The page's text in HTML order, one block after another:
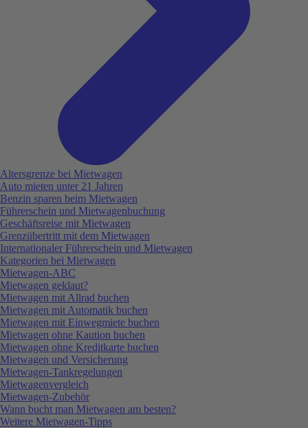
Altersgrenze bei Mietwagen
Auto mieten unter 21 Jahren
Benzin sparen beim Mietwagen
Führerschein und Mietwagenbuchung
Geschäftsreise mit Mietwagen
Grenzübertritt mit dem Mietwagen
Internationaler Führerschein und Mietwagen
Kategorien bei Mietwagen
Mietwagen-ABC
Mietwagen geklaut?
Mietwagen mit Allrad buchen
Mietwagen mit Automatik buchen
Mietwagen mit Einwegmiete buchen
Mietwagen ohne Kaution buchen
Mietwagen ohne Kreditkarte buchen
Mietwagen und Versicherung
Mietwagen-Tankregelungen
Mietwagenvergleich
Mietwagen-Zubehör
Wann bucht man Mietwagen am besten?
Weitere Mietwagen-Tipps